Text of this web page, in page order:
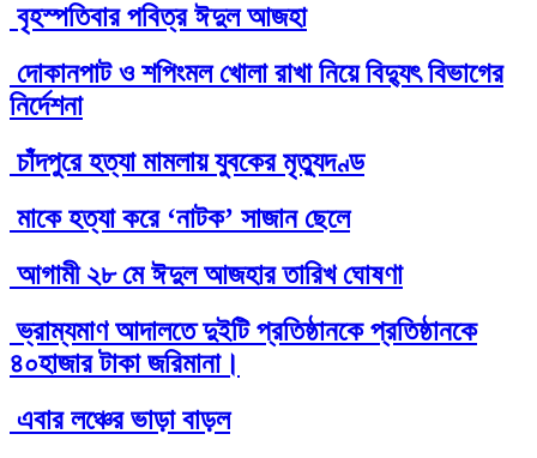
বৃহস্পতিবার পবিত্র ঈদুল আজহা
দোকানপাট ও শপিংমল খোলা রাখা নিয়ে বিদ্যুৎ বিভাগের
নির্দেশনা
চাঁদপুরে হত্যা মামলায় যুবকের মৃত্যুদণ্ড
মাকে হত্যা করে ‘নাটক’ সাজান ছেলে
আগামী ২৮ মে ঈদুল আজহার তারিখ ঘোষণা
ভ্রাম্যমাণ আদালতে দুইটি প্রতিষ্ঠানকে প্রতিষ্ঠানকে
৪০হাজার টাকা জরিমানা।
এবার লঞ্চের ভাড়া বাড়ল